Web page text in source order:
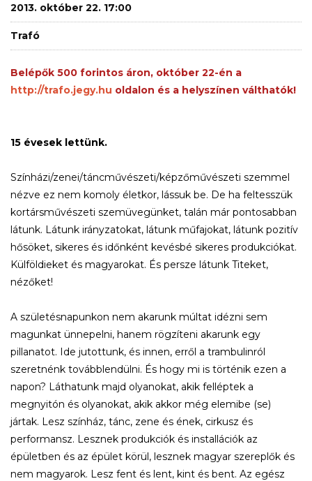
2013. október 22. 17:00
Trafó
Belépők 500 forintos áron, október 22-én a
http://trafo.jegy.hu oldalon és a helyszínen válthatók!
15 évesek lettünk.
Színházi/zenei/táncművészeti/képzőművészeti szemmel
nézve ez nem komoly életkor, lássuk be. De ha feltesszük
kortársművészeti szemüvegünket, talán már pontosabban
látunk. Látunk irányzatokat, látunk műfajokat, látunk pozitív
hősöket, sikeres és időnként kevésbé sikeres produkciókat.
Külföldieket és magyarokat. És persze látunk Titeket,
nézőket!
A születésnapunkon nem akarunk múltat idézni sem
magunkat ünnepelni, hanem rögzíteni akarunk egy
pillanatot. Ide jutottunk, és innen, erről a trambulinról
szeretnénk továbblendülni. És hogy mi is történik ezen a
napon? Láthatunk majd olyanokat, akik felléptek a
megnyitón és olyanokat, akik akkor még elemibe (se)
jártak. Lesz színház, tánc, zene és ének, cirkusz és
performansz. Lesznek produkciók és installációk az
épületben és az épület körül, lesznek magyar szereplők és
nem magyarok. Lesz fent és lent, kint és bent. Az egész